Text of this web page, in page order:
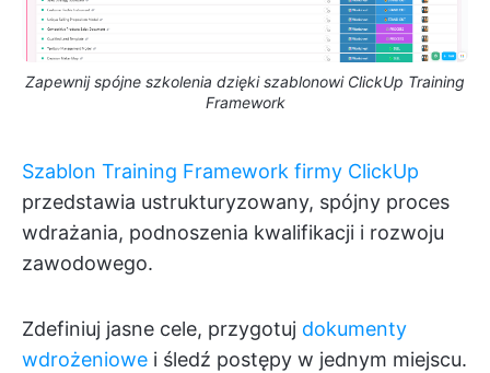
Zapewnij spójne szkolenia dzięki szablonowi ClickUp Training
Framework
Szablon Training Framework firmy ClickUp
przedstawia ustrukturyzowany, spójny proces
wdrażania, podnoszenia kwalifikacji i rozwoju
zawodowego.
Zdefiniuj jasne cele, przygotuj dokumenty
wdrożeniowe i śledź postępy w jednym miejscu.